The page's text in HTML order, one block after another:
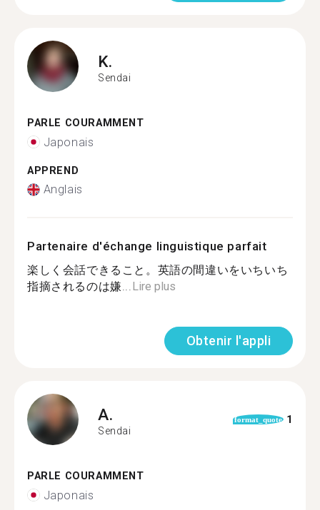
K.
Sendai
PARLE COURAMMENT
Japonais
APPREND
Anglais
Partenaire d'échange linguistique parfait
楽しく会話できること。英語の間違いをいちいち
指摘されるのは嫌...Lire plus
Obtenir l'appli
A.
Sendai
format_quote 1
PARLE COURAMMENT
Japonais